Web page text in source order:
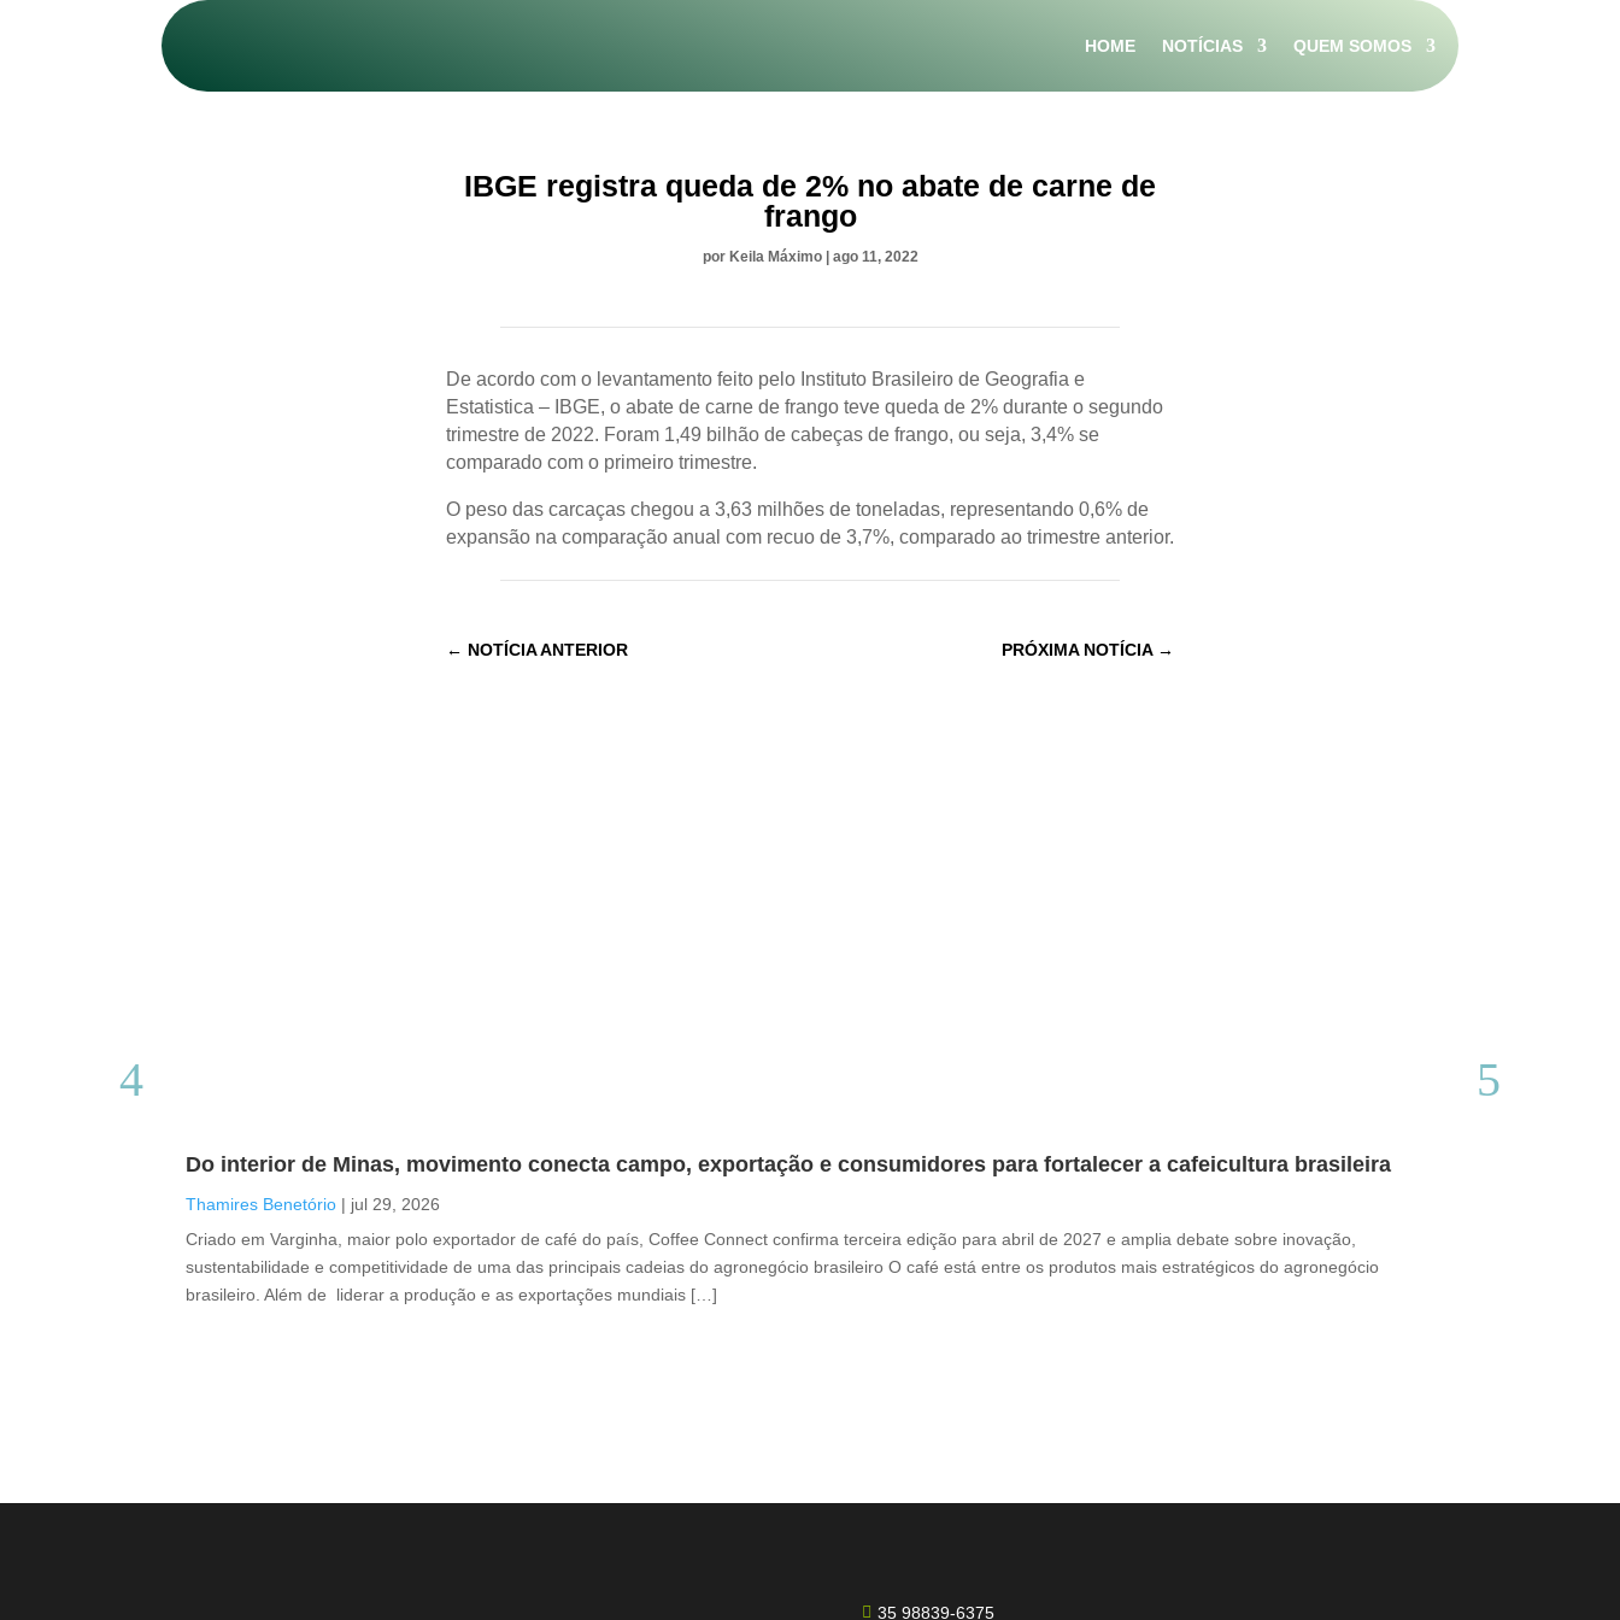
HOME NOTÍCIAS QUEM SOMOS
IBGE registra queda de 2% no abate de carne de
frango
por Keila Máximo| ago 11, 2022
De acordo com o levantamento feito pelo Instituto Brasileiro de Geografia e
Estatistica – IBGE, o abate de carne de frango teve queda de 2% durante o segundo
trimestre de 2022. Foram 1,49 bilhão de cabeças de frango, ou seja, 3,4% se
comparado com o primeiro trimestre.
O peso das carcaças chegou a 3,63 milhões de toneladas, representando 0,6% de
expansão na comparação anual com recuo de 3,7%, comparado ao trimestre anterior.
← NOTÍCIA ANTERIOR PRÓXIMA NOTÍCIA→
Do interior de Minas, movimento conecta campo, exportação e consumidores para fortalecer a cafeicultura brasileira
Thamires Benetório | jul 29, 2026
Criado em Varginha, maior polo exportador de café do país, Coffee Connect confirma terceira edição para abril de 2027 e amplia debate sobre inovação,
sustentabilidade e competitividade de uma das principais cadeias do agronegócio brasileiro O café está entre os produtos mais estratégicos do agronegócio
brasileiro. Além de liderar a produção e as exportações mundiais […]
 35 98839-6375